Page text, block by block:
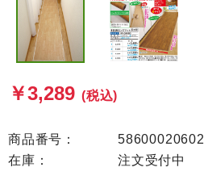
￥3,289 (税込)
商品番号：
58600020602
在庫：
注文受付中